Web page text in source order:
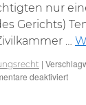
nur
Gerichts)
…
|
deaktiviertfür